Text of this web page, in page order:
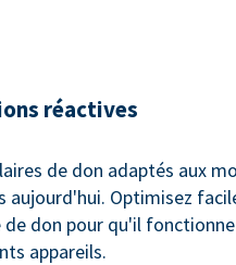
réactives
de don adaptés aux
aujourd'hui. Optimisez
don pour qu'il
appareils.